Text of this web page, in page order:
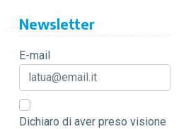
Newsletter
E-mail
Dichiaro di aver preso visione